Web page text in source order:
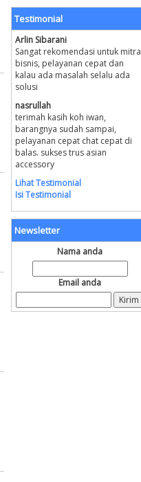
Testimonial
Arlin Sibarani
Sangat rekomendasi untuk mitra
bisnis, pelayanan cepat dan
kalau ada masalah selalu ada
solusi
nasrullah
terimah kasih koh iwan,
barangnya sudah sampai,
pelayanan cepat chat cepat di
balas. sukses trus asian
accessory
Lihat Testimonial
Isi Testimonial
Newsletter
Nama anda
Email anda